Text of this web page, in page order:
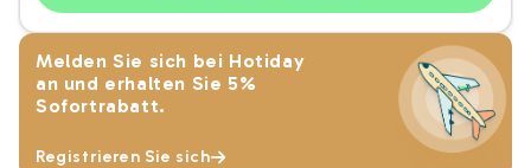
Melden Sie sich bei Hotiday
an und erhalten Sie 5%
Sofortrabatt.
Registrieren Sie sich